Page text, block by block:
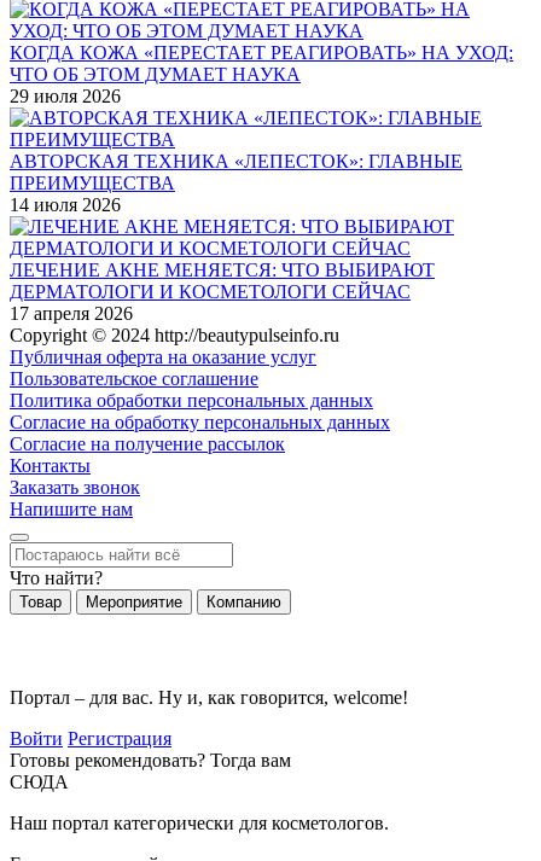
КОГДА КОЖА «ПЕРЕСТАЕТ РЕАГИРОВАТЬ» НА УХОД:
ЧТО ОБ ЭТОМ ДУМАЕТ НАУКА
29 июля 2026
АВТОРСКАЯ ТЕХНИКА «ЛЕПЕСТОК»: ГЛАВНЫЕ
ПРЕИМУЩЕСТВА
14 июля 2026
ЛЕЧЕНИЕ АКНЕ МЕНЯЕТСЯ: ЧТО ВЫБИРАЮТ
ДЕРМАТОЛОГИ И КОСМЕТОЛОГИ СЕЙЧАС
17 апреля 2026
Copyright © 2024 http://beautypulseinfo.ru
Публичная оферта на оказание услуг
Пользовательское соглашение
Политика обработки персональных данных
Согласие на обработку персональных данных
Согласие на получение рассылок
Контакты
Заказать звонок
Напишите нам
Что найти?
Товар Мероприятие Компанию
Портал – для вас. Ну и, как говорится, welcome!
Войти Регистрация
Готовы рекомендовать? Тогда вам
СЮДА
Наш портал категорически для косметологов.